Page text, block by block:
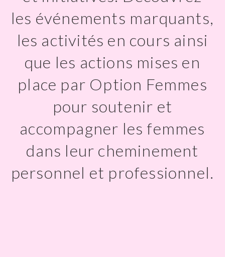
les événements marquants,
les activités en cours ainsi
que les actions mises en
place par Option Femmes
pour soutenir et
accompagner les femmes
dans leur cheminement
personnel et professionnel.